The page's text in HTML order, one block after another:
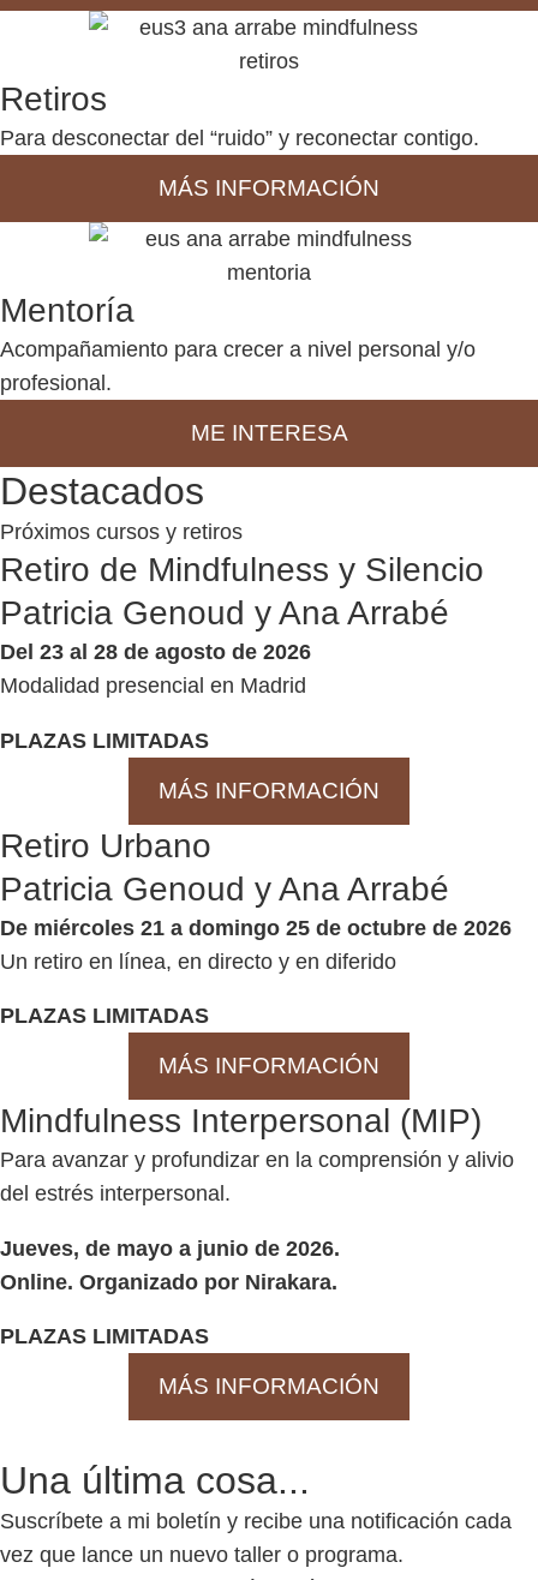
Retiros
Para desconectar del “ruido” y reconectar contigo.
MÁS INFORMACIÓN
Mentoría
Acompañamiento para crecer a nivel personal y/o
profesional.
ME INTERESA
Destacados
Próximos cursos y retiros
Retiro de Mindfulness y Silencio
Patricia Genoud y Ana Arrabé
Del 23 al 28 de agosto de 2026
Modalidad presencial en Madrid
PLAZAS LIMITADAS
MÁS INFORMACIÓN
Retiro Urbano
Patricia Genoud y Ana Arrabé
De miércoles 21 a domingo 25 de octubre de 2026
Un retiro en línea, en directo y en diferido
PLAZAS LIMITADAS
MÁS INFORMACIÓN
Mindfulness Interpersonal (MIP)
Para avanzar y profundizar en la comprensión y alivio
del estrés interpersonal.
Jueves, de mayo a junio de 2026.
Online. Organizado por Nirakara.
PLAZAS LIMITADAS
MÁS INFORMACIÓN
Una última cosa...
Suscríbete a mi boletín y recibe una notificación cada
vez que lance un nuevo taller o programa.